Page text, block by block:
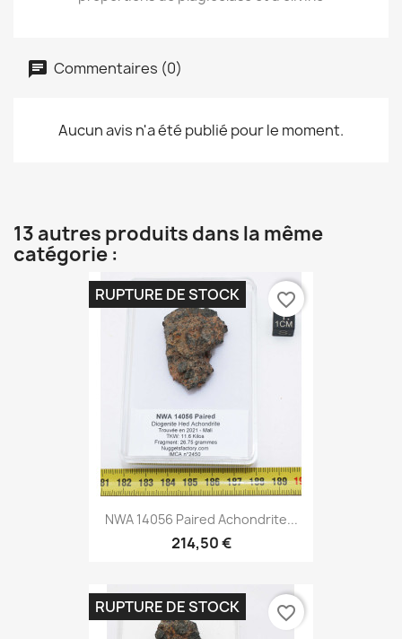
Commentaires (0)
Aucun avis n'a été publié pour le moment.
13 autres produits dans la même
catégorie :
NWA 14056 Paired Achondrite...
214,50 €
RUPTURE DE STOCK favorite_border
RUPTURE DE STOCK favorite_border